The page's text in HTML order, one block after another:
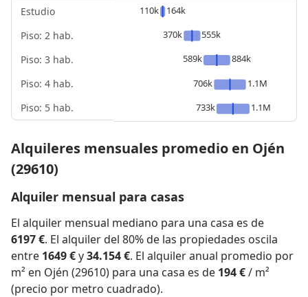
Estudio
Piso: 2 hab.
Piso: 3 hab.
Piso: 4 hab.
Piso: 5 hab.
110k
164k
370k
555k
589k
884k
706k
1.1M
733k
1.1M
Alquileres mensuales promedio en Ojén
(29610)
Alquiler mensual para casas
El alquiler mensual mediano para una casa es de
6197 €. El alquiler del 80% de las propiedades oscila
entre 1649 €y34.154 €. El alquiler anual promedio por
m² en Ojén (29610) para una casa es de 194 €/ m²
(precio por metro cuadrado).